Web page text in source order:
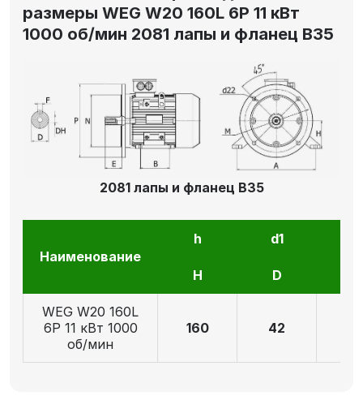
размеры WEG W20 160L 6P 11 кВт
1000 об/мин 2081 лапы и фланец В35
2081 лапы и фланец В35
Наименование
h d1
H D
WEG W20 160L
6P 11 кВт 1000
об/мин
160 42